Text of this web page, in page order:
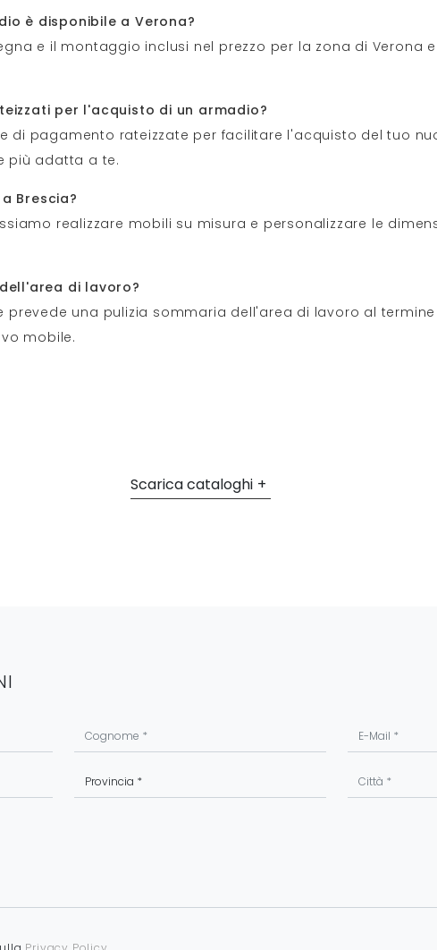
è disponibile a Verona?
e il montaggio inclusi nel prezzo per la zona di Verona
per l'acquisto di un armadio?
di pagamento rateizzate per facilitare l'acquisto del tuo
più adatta a te.
Brescia?
realizzare mobili su misura e personalizzare le
di lavoro?
una pulizia sommaria dell'area di lavoro al
mobile.
Scarica cataloghi